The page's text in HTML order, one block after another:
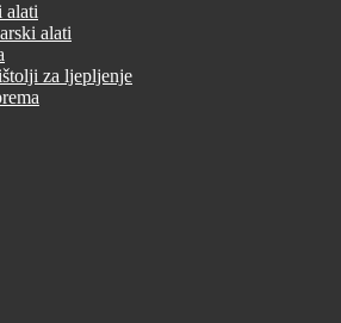
alati
alati
za ljepljenje